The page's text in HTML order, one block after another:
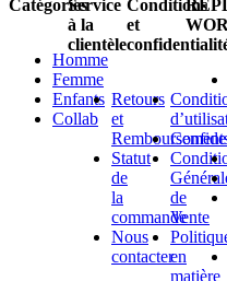
Catégories
Homme
Femme
Enfants
Collab
Service
à la
clientèle
Retours
et
Statut
de
la
commande
Nous
contacter
Conditions
et
de
Vente
en
matière